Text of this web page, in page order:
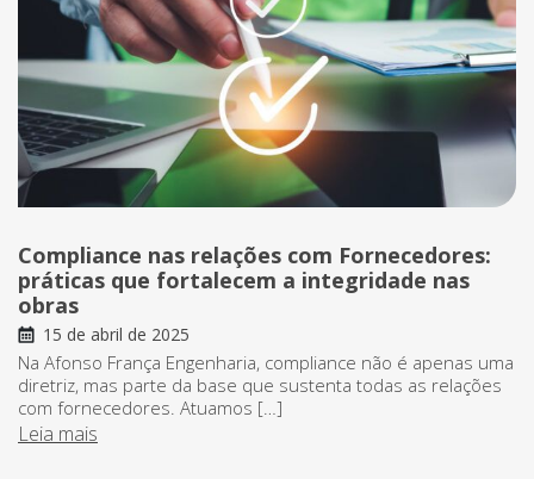
Compliance nas relações com Fornecedores:
práticas que fortalecem a integridade nas
obras
15 de abril de 2025
Na Afonso França Engenharia, compliance não é apenas uma
diretriz, mas parte da base que sustenta todas as relações
com fornecedores. Atuamos […]
Leia mais